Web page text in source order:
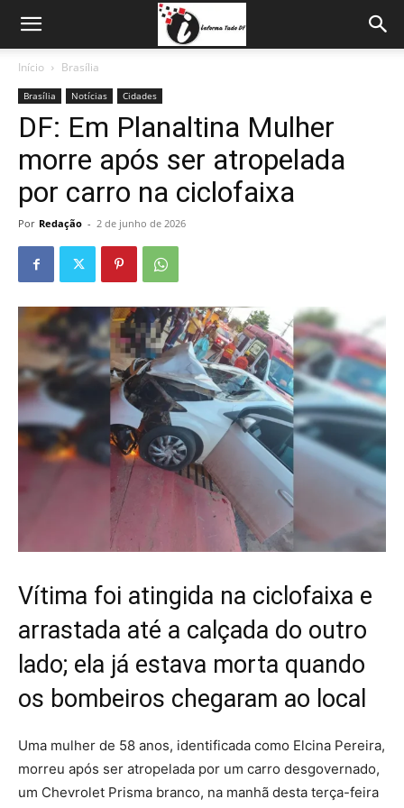
Início Brasília
Brasília Notícias Cidades
DF: Em Planaltina Mulher
morre após ser atropelada
por carro na ciclofaixa
Por Redação - 2 de junho de 2026
Vítima foi atingida na ciclofaixa e
arrastada até a calçada do outro
lado; ela já estava morta quando
os bombeiros chegaram ao local
Uma mulher de 58 anos, identificada como Elcina Pereira,
morreu após ser atropelada por um carro desgovernado,
um Chevrolet Prisma branco, na manhã desta terça-feira